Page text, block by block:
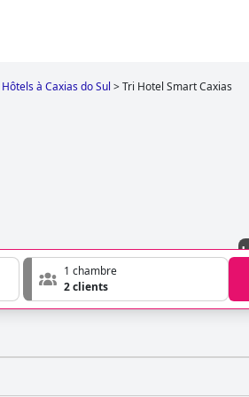
Hôtels à Caxias do Sul >Tri Hotel Smart Caxias
+
1 chambre
2 clients